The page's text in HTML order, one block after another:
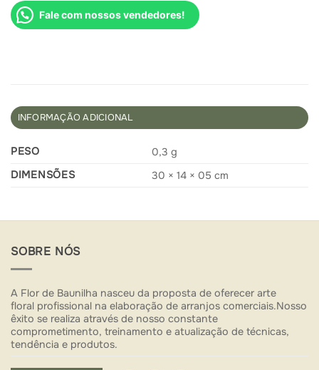
Fale com nossos vendedores!
INFORMAÇÃO ADICIONAL
PESO
0,3 g
DIMENSÕES
30 × 14 × 05 cm
SOBRE NÓS
A Flor de Baunilha nasceu da proposta de oferecer arte
floral profissional na elaboração de arranjos comerciais.Nosso
êxito se realiza através de nosso constante
comprometimento, treinamento e atualização de técnicas,
tendência e produtos.